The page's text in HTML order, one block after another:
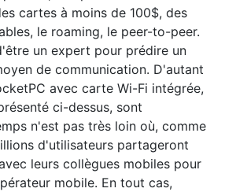
cartes à moins de 100$, des
le roaming, le peer-to-peer.
un expert pour prédire un
de communication. D'autant
avec carte Wi-Fi intégrée,
ci-dessus, sont
n'est pas très loin où, comme
d'utilisateurs partageront
leurs collègues mobiles pour
mobile. En tout cas,